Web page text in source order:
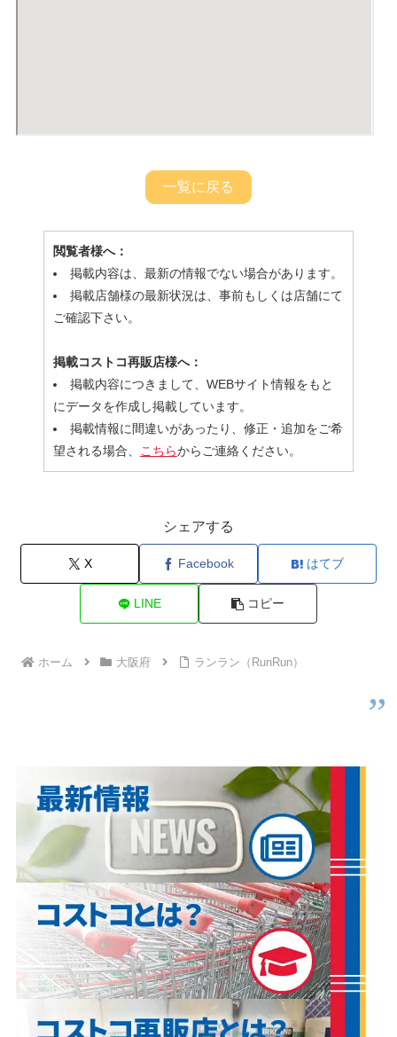
一覧に戻る
閲覧者様へ：
掲載内容は、最新の情報でない場合があります。
掲載店舗様の最新状況は、事前もしくは店舗にて
ご確認下さい。
掲載コストコ再販店様へ：
掲載内容につきまして、WEBサイト情報をもと
にデータを作成し掲載しています。
掲載情報に間違いがあったり、修正・追加をご希
望される場合、 こちらからご連絡ください。
シェアする
X Facebook はてブ
LINE コピー
ホーム 大阪府 ランラン（RunRun）